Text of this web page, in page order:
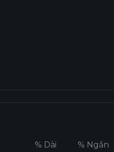
% Dài % Ngắn